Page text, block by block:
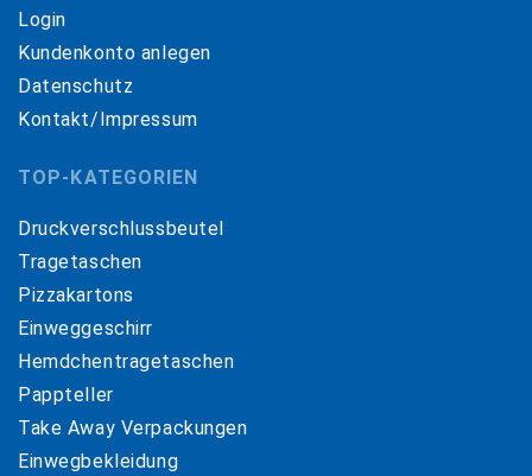
Login
Kundenkonto anlegen
Datenschutz
Kontakt/Impressum
TOP-KATEGORIEN
Druckverschlussbeutel
Tragetaschen
Pizzakartons
Einweggeschirr
Hemdchentragetaschen
Pappteller
Take Away Verpackungen
Einwegbekleidung